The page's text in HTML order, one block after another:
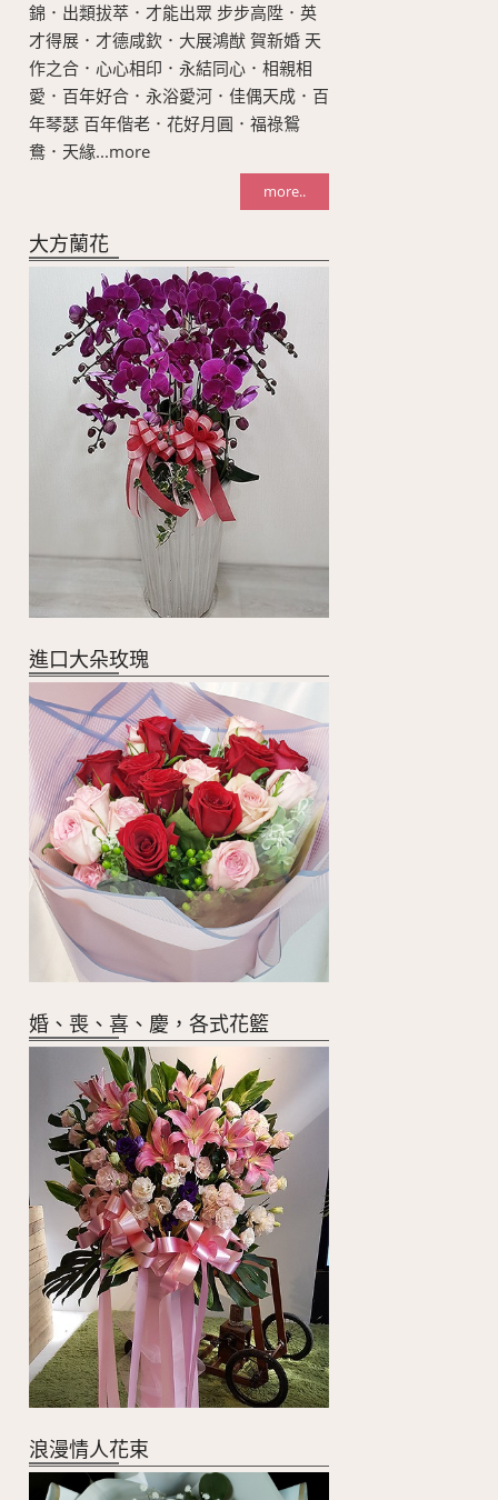
錦．出類拔萃．才能出眾 步步高陞．英
才得展．才德咸欽．大展鴻猷 賀新婚 天
作之合．心心相印．永結同心．相親相
愛．百年好合．永浴愛河．佳偶天成．百
年琴瑟 百年偕老．花好月圓．福祿鴛
鴦．天緣...more
more..
大方蘭花
進口大朵玫瑰
婚、喪、喜、慶，各式花籃
浪漫情人花束